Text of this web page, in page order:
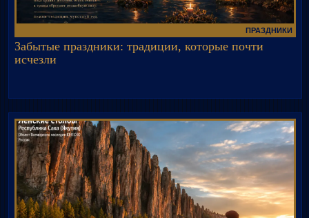
ПРАЗДНИКИ
Забытые праздники: традиции, которые почти
исчезли